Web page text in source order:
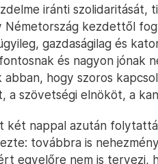
iránti szolidaritását,
Németország kezdettől
gazdaságilag és
és nagyon jónak
abban, hogy szoros
a szövetségi elnököt, a
két nappal azután
továbbra is
egyelőre nem is tervezi,